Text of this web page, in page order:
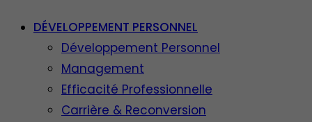
DÉVELOPPEMENT PERSONNEL
Développement Personnel
Management
Efficacité Professionnelle
Carrière & Reconversion